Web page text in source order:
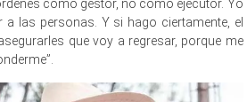
como gestor, no como ejecutor. Yo
a las personas. Y si hago ciertamente, el
que voy a regresar, porque me